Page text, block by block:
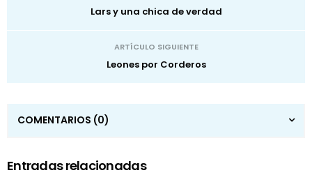
Lars y una chica de verdad
ARTÍCULO SIGUIENTE
Leones por Corderos
COMENTARIOS (0)
Entradas relacionadas